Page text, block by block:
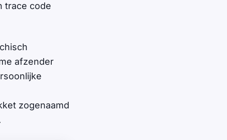
trace code
afzender
zogenaamd